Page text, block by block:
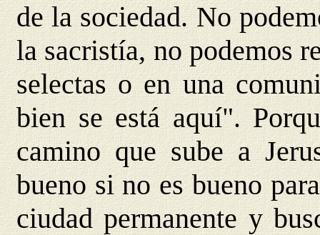
de la sociedad. No
la sacristía, no podemos
selectas o en una
bien se está aquí".
camino que sube a
bueno si no es bueno
ciudad permanente y